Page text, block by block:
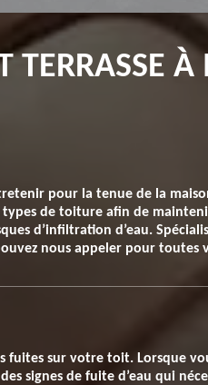
TERRASSE
pour la tenue de la
types de toiture afin de
d’infiltration d’eau.
nous appeler pour toutes
sur votre toit. Lorsque
signes de fuite d’eau qui